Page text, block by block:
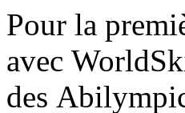
Pour la
avec
des